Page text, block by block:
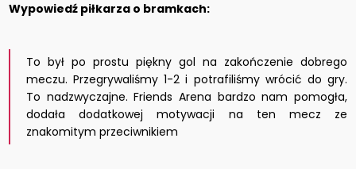
Wypowiedź piłkarza o bramkach:
To był po prostu piękny gol na zakończenie dobrego
meczu. Przegrywaliśmy 1-2 i potrafiliśmy wrócić do gry.
To nadzwyczajne. Friends Arena bardzo nam pomogła,
dodała dodatkowej motywacji na ten mecz ze
znakomitym przeciwnikiem